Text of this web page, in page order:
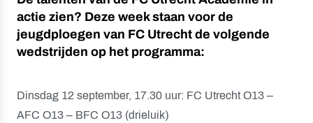
actie zien? Deze week staan voor de
jeugdploegen van FC Utrecht de volgende
wedstrijden op het programma:
Dinsdag 12 september, 17.30 uur: FC Utrecht O13 –
AFC O13 – BFC O13 (drieluik)